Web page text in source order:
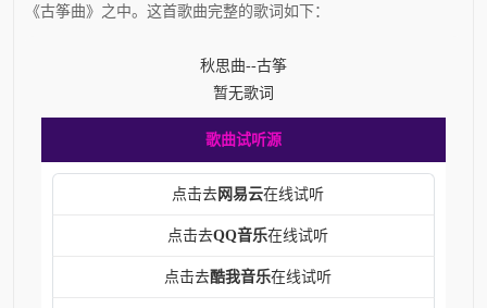
《古筝曲》之中。这首歌曲完整的歌词如下：
秋思曲--古筝
暂无歌词
歌曲试听源
点击去网易云在线试听
点击去QQ音乐在线试听
点击去酷我音乐在线试听